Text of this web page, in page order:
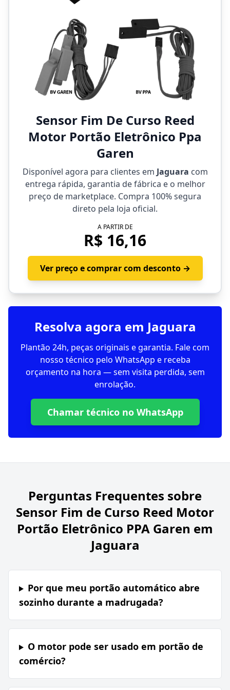
Sensor Fim De Curso Reed
Motor Portão Eletrônico Ppa
Garen
Disponível agora para clientes em Jaguara com
entrega rápida, garantia de fábrica e o melhor
preço de marketplace. Compra 100% segura
direto pela loja oficial.
A PARTIR DE
R$ 16,16
Ver preço e comprar com desconto →
Resolva agora em Jaguara
Plantão 24h, peças originais e garantia. Fale com
nosso técnico pelo WhatsApp e receba
orçamento na hora — sem visita perdida, sem
enrolação.
Chamar técnico no WhatsApp
Perguntas Frequentes sobre
Sensor Fim de Curso Reed Motor
Portão Eletrônico PPA Garen em
Jaguara
Por que meu portão automático abre
sozinho durante a madrugada?
O motor pode ser usado em portão de
comércio?